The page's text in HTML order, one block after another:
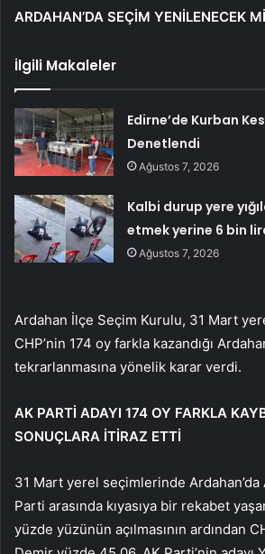
ARDAHAN’DA SEÇİM YENİLENECEK
İlgili Makaleler
Edirne’de Kurban
Denetlendi
Ağustos 7, 2026
Kalbi durup yere
etmek yerine 6 bin
Ağustos 7, 2026
Ardahan İlçe Seçim Kurulu, 31 Mart
CHP’nin 174 oy farkla kazandığı
tekrarlanmasına yönelik karar verdi.
AK PARTİ ADAYI 174 OY FARKLA
SONUÇLARA İTİRAZ ETTİ
31 Mart yerel seçimlerinde Ardahan’da
Parti arasında kıyasıya bir rekabet
yüzde yüzünün açılmasının ardından